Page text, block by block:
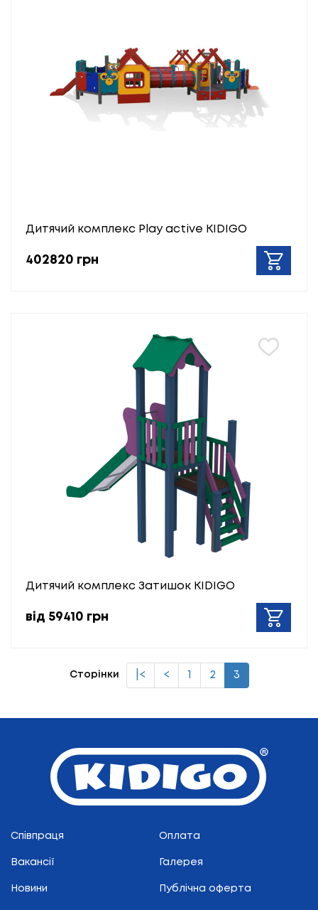
Дитячий комплекс Play active KIDIGO
402820 грн
Дитячий комплекс Затишок KIDIGO
від 59410 грн
Сторінки |< < 1 2 3
Співпраця Оплата
Вакансії Галерея
Новини Публічна оферта